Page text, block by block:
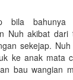
bila bahunya
Nuh akibat
sekejap.
ke anak mata
bau wangian